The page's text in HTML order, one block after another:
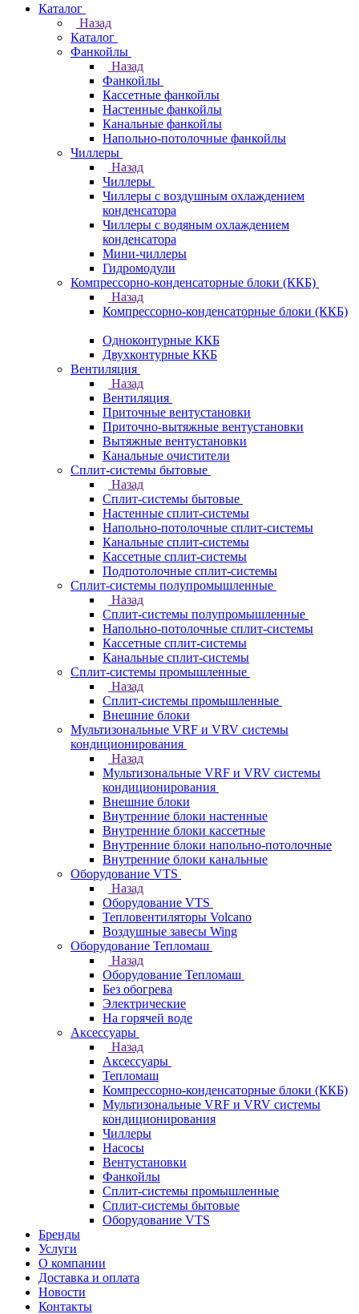
Каталог
Назад
Каталог
Фанкойлы
Назад
Фанкойлы
Кассетные фанкойлы
Настенные фанкойлы
Канальные фанкойлы
Напольно-потолочные фанкойлы
Чиллеры
Назад
Чиллеры
Чиллеры с воздушным охлаждением
конденсатора
Чиллеры с водяным охлаждением
конденсатора
Мини-чиллеры
Гидромодули
Компрессорно-конденсаторные блоки (ККБ)
Назад
Компрессорно-конденсаторные блоки (ККБ)
Одноконтурные ККБ
Двухконтурные ККБ
Вентиляция
Назад
Вентиляция
Приточные вентустановки
Приточно-вытяжные вентустановки
Вытяжные вентустановки
Канальные очистители
Сплит-системы бытовые
Назад
Сплит-системы бытовые
Настенные сплит-системы
Напольно-потолочные сплит-системы
Канальные сплит-системы
Кассетные сплит-системы
Подпотолочные сплит-системы
Сплит-системы полупромышленные
Назад
Сплит-системы полупромышленные
Напольно-потолочные сплит-системы
Кассетные сплит-системы
Канальные сплит-системы
Сплит-системы промышленные
Назад
Сплит-системы промышленные
Внешние блоки
Мультизональные VRF и VRV системы
кондиционирования
Назад
Мультизональные VRF и VRV системы
кондиционирования
Внешние блоки
Внутренние блоки настенные
Внутренние блоки кассетные
Внутренние блоки напольно-потолочные
Внутренние блоки канальные
Оборудование VTS
Назад
Оборудование VTS
Тепловентиляторы Volcano
Воздушные завесы Wing
Оборудование Тепломаш
Назад
Оборудование Тепломаш
Без обогрева
Электрические
На горячей воде
Аксессуары
Назад
Аксессуары
Тепломаш
Компрессорно-конденсаторные блоки (ККБ)
Мультизональные VRF и VRV системы
кондиционирования
Чиллеры
Насосы
Вентустановки
Фанкойлы
Сплит-системы промышленные
Сплит-системы бытовые
Оборудование VTS
Бренды
Услуги
О компании
Доставка и оплата
Новости
Контакты